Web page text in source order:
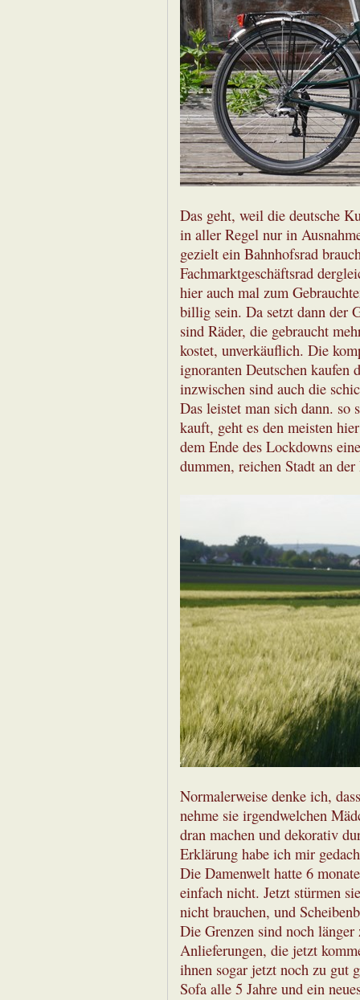
Das geht, weil die deutsche
in aller Regel nur in
gezielt ein Bahnhofsrad
Fachmarktgeschäftsrad
hier auch mal zum
billig sein. Da setzt dann der
sind Räder, die gebraucht
kostet, unverkäuflich. Die
ignoranten Deutschen kaufen
inzwischen sind auch die
Das leistet man sich dann. so
kauft, geht es den meisten
dem Ende des Lockdowns
dummen, reichen Stadt an
Normalerweise denke ich,
nehme sie irgendwelchen
dran machen und dekorativ
Erklärung habe ich mir
Die Damenwelt hatte 6
einfach nicht. Jetzt stürmen
nicht brauchen, und
Die Grenzen sind noch
Anlieferungen, die jetzt
ihnen sogar jetzt noch zu gut
Sofa alle 5 Jahre und ein